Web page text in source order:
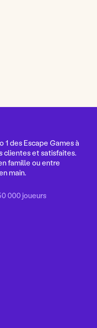
1 des Escape Games à
clientes et satisfaites.
famille ou entre
main.
000 joueurs